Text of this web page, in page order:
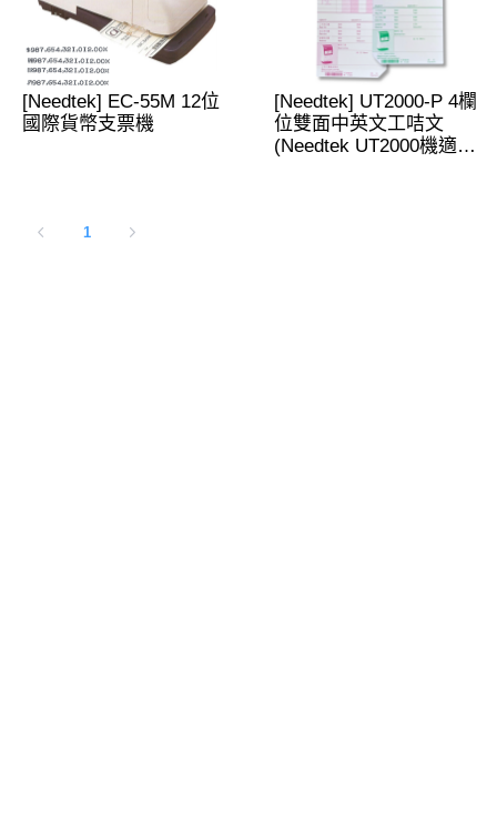
[Needtek] EC-55M 12位
國際貨幣支票機
[Needtek] UT2000-P 4欄
位雙面中英文工咭文
(Needtek UT2000機適
1